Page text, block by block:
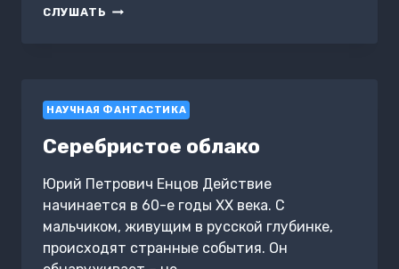
СЛУШАТЬ АНОМАЛЬНЫЕ
НАУЧНАЯ ФАНТАСТИКА
Серебристое облако
Юрий Петрович Енцов Действие
начинается в 60-е годы ХХ века. С
мальчиком, живущим в русской глубинке,
происходят странные события. Он